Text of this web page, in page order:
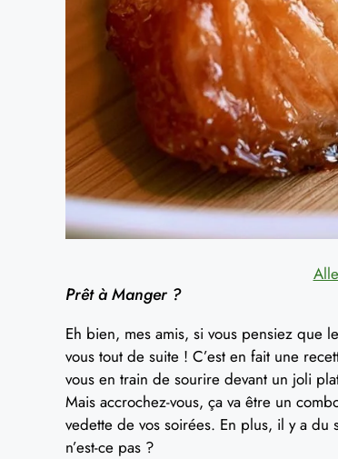
Prêt à Manger ?
Eh bien, mes amis, si vous pensiez que le
vous tout de suite ! C’est en fait une
vous en train de sourire devant un joli
Mais accrochez-vous, ça va être un
vedette de vos soirées. En plus, il y a
n’est-ce pas ?